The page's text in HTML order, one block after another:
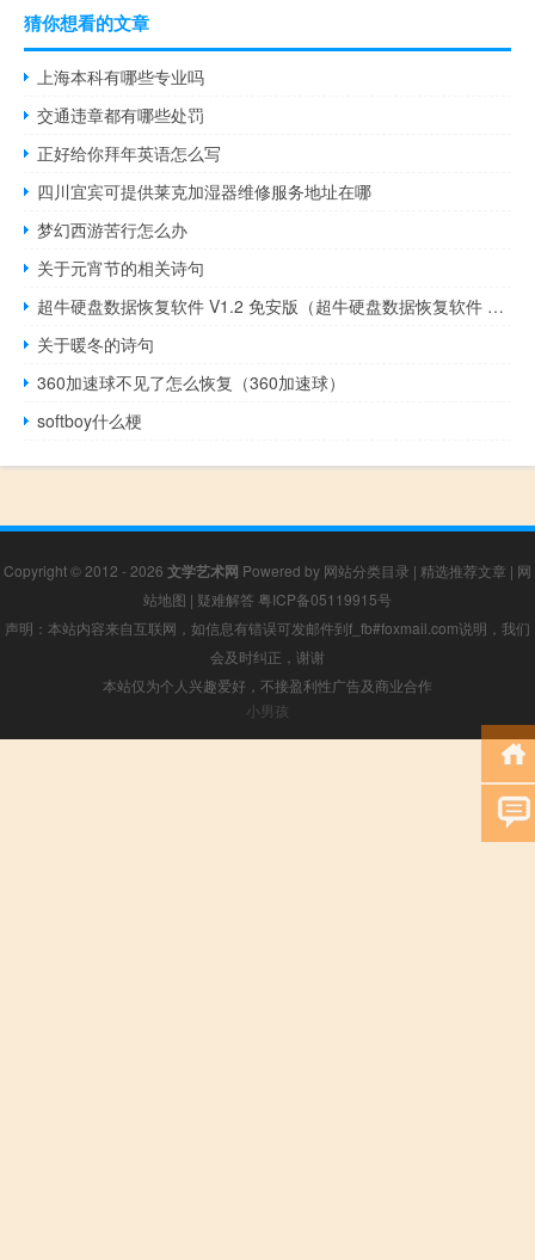
猜你想看的文章
上海本科有哪些专业吗
交通违章都有哪些处罚
正好给你拜年英语怎么写
四川宜宾可提供莱克加湿器维修服务地址在哪
梦幻西游苦行怎么办
关于元宵节的相关诗句
超牛硬盘数据恢复软件 V1.2 免安版（超牛硬盘数据恢复软件 V1.2 免安版功能简介）
关于暖冬的诗句
360加速球不见了怎么恢复（360加速球）
softboy什么梗
Copyright © 2012 - 2026 文学艺术网 Powered by 网站分类目录 | 精选推荐文章 | 网
站地图 | 疑难解答 粤ICP备05119915号
声明：本站内容来自互联网，如信息有错误可发邮件到f_fb#foxmail.com说明，我们
会及时纠正，谢谢
本站仅为个人兴趣爱好，不接盈利性广告及商业合作
小男孩